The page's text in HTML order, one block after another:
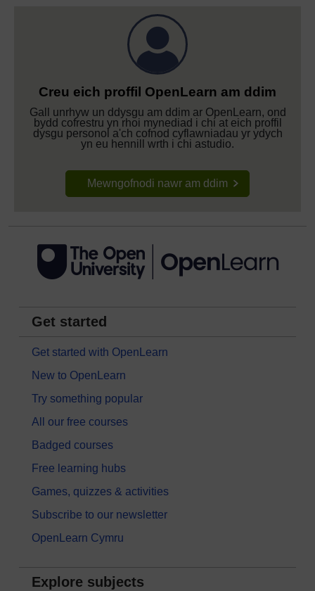
Creu eich proffil OpenLearn am ddim
Gall unrhyw un ddysgu am ddim ar OpenLearn, ond
bydd cofrestru yn rhoi mynediad i chi at eich proffil
dysgu personol a'ch cofnod cyflawniadau yr ydych
yn eu hennill wrth i chi astudio.
Mewngofnodi nawr am ddim
Get started
Get started with OpenLearn
New to OpenLearn
Try something popular
All our free courses
Badged courses
Free learning hubs
Games, quizzes & activities
Subscribe to our newsletter
OpenLearn Cymru
Explore subjects